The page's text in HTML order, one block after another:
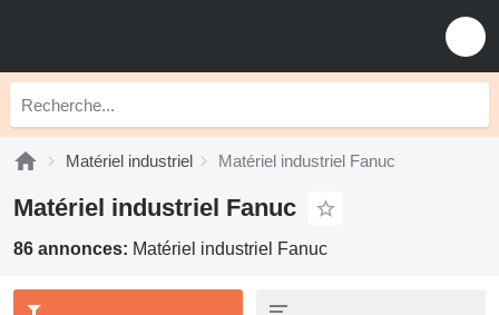
Matériel industriel Matériel industriel Fanuc
Matériel industriel Fanuc
86 annonces: Matériel industriel Fanuc